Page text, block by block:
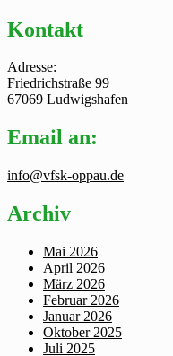
Kontakt
Adresse:
Friedrichstraße 99
67069 Ludwigshafen
Email an:
info@vfsk-oppau.de
Archiv
Mai 2026
April 2026
März 2026
Februar 2026
Januar 2026
Oktober 2025
Juli 2025